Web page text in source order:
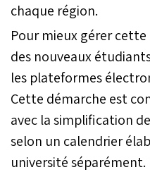
chaque région.
Pour mieux gérer
des nouveaux
les plateformes
Cette démarche est
avec la simplification
selon un calendrier
université